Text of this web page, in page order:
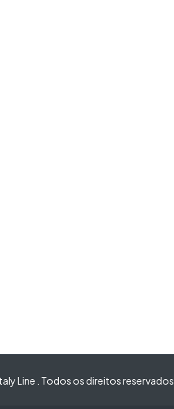
Line . Todos os direitos reservados